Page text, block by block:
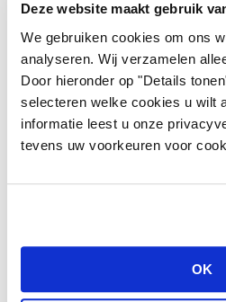
Deze website maakt gebruik
We gebruiken cookies om ons
analyseren. Wij verzamelen
Door hieronder op "Details
selecteren welke cookies u wilt
informatie leest u onze
tevens uw voorkeuren voor
OK
ornamenten om jouw geschenk
DeBunny bag palette &Bunny
heel goed voor gebruiken! Stop
chocolade eitjes in of andere
hebben we in verschillende
palette is er in twee maten.
Geniet van elkaar (hopelijk ook
Meer over deze producten
neem een kijkje op onze